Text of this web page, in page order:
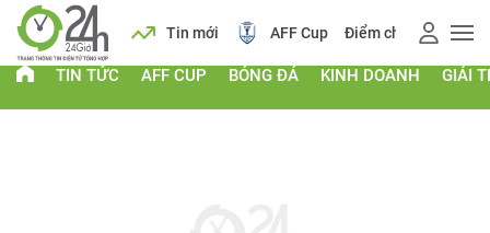
Lịch Tin mới AFF Cup Điểm chuẩn 2026
TIN TỨC AFF CUP BÓNG ĐÁ KINH DOANH GIẢI